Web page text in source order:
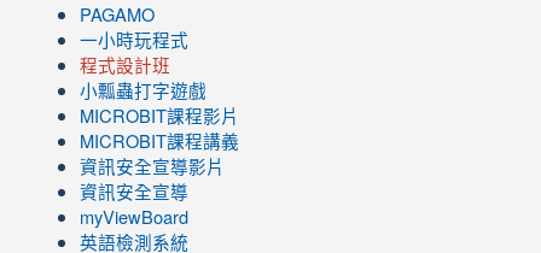
PAGAMO
一小時玩程式
程式設計班
小瓢蟲打字遊戲
link
to
https://www.youtube.com/channel/UC8LghzcV5-
ZBGmXwlbUndNA/videos?
view=0&sort=dd&shelf_id=0
MICROBIT課程影片
link
to
https://www.youtube.com/channel/UC8LghzcV5-
ZBGmXwlbUndNA/videos?
view=0&sort=dd&shelf_id=0
MICROBIT課程講義
資訊安全宣導影片
資訊安全宣導
myViewBoard
英語檢測系統